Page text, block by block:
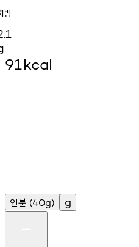
방
91kcal
인분 (40g) g